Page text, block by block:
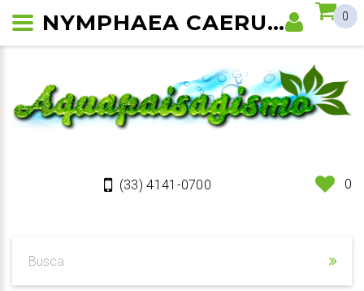
(33) 4141-0700 0
0
NYMPHAEA CAERULEA